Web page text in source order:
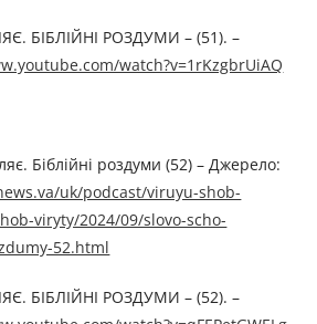
БІБЛІЙНІ РОЗДУМИ – (51). –
watch?v=1rKzgbrUiAQ
Біблійні роздуми (52) – Джерелo:
uk/podcast/viruyu-shob-
viryty/2024/09/slovo-scho-
52.html
БІБЛІЙНІ РОЗДУМИ – (52). –